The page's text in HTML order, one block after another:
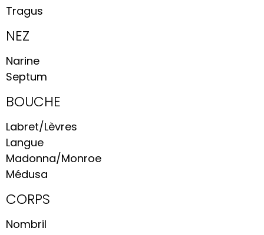
Tragus
NEZ
Narine
Septum
BOUCHE
Labret/Lèvres
Langue
Madonna/Monroe
Médusa
CORPS
Nombril